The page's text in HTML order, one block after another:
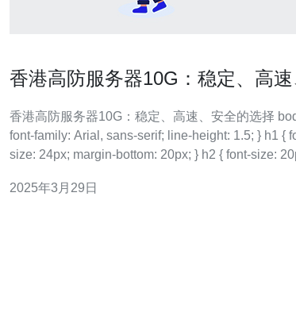
香港高防服务器10G：稳定、高速
香港高防服务器10G：稳定、高速、安全的选择 body {
font-family: Arial, sans-serif; line-height: 1.5; } h1 { font-
size: 24px; margin-bottom: 20px; } h2 { font-
2025年3月29日